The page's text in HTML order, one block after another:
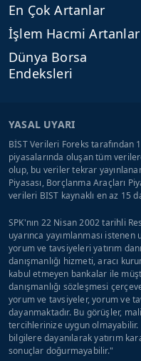
En Çok Artanlar
İşlem Hacmi Artanlar
Dünya Borsa
Endeksleri
YASAL UYARI
BİST Verileri Foreks tarafından
piyasalarında oluşan tüm
olup, bu veriler tekrar
Piyasası, Borçlanma Araçları
verileri BIST kaynaklı en az 15
SPK'nın 22 Nisan 2002 tarihli
uyarınca yayımlanması
yorum ve tavsiyeleri yatırım
danışmanlığı hizmeti, aracı
kabul etmeyen bankalar ile
danışmanlığı sözleşmesi
yorum ve tavsiyeler, yorum ve
dayanmaktadır. Bu görüşler,
tercihlerinize uygun
bilgilere dayanılarak yatırım
sonuçlar doğurmayabilir."